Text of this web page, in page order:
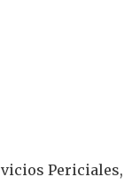
Periciales,